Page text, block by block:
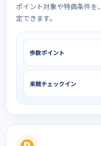
ポイント対象や特典条件
定できます。
歩数ポイント
来館チェックイン